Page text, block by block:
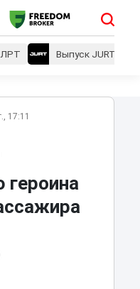
ЛРТ Выпуск JURT
17:11
героина